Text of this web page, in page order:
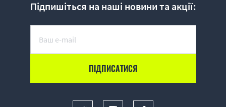
Підпишіться на наші новини та акції: